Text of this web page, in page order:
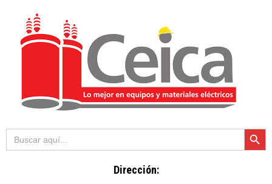
contenido
Buscar: Botón de
Dirección: